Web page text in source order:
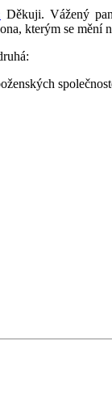
Děkuji. Vážený
kterým se mění